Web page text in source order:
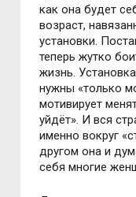
как она будет
возраст,
установки.
теперь жутко
жизнь.
нужны «только
мотивирует
уйдёт». И вся
именно вокруг
другом она и
себя многие